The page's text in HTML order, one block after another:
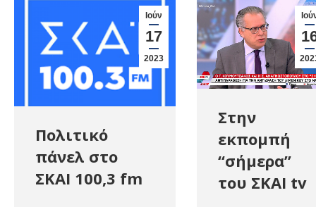
Ιούν
17
2023
Πολιτικό
πάνελ στο
ΣΚΑΙ 100,3 fm
Στην
εκπομπή
“σήμερα”
του ΣΚΑΙ tv